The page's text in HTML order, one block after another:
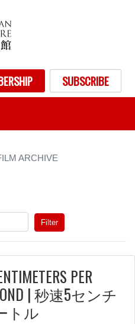
イ
ン
コ
テ
ン
SUBSCRIBE
ARCHIVE
Filter
PER
| 秒速5センチ
トル